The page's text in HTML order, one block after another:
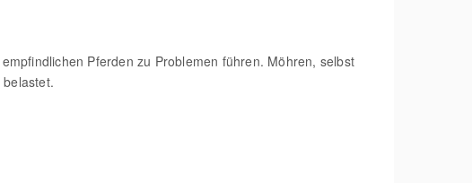
Pferden zu Problemen führen. Möhren, selbst